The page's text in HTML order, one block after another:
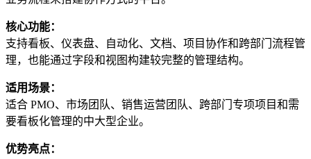
核心功能：
支持看板、仪表盘、自动化、文档、项目协作和跨部门流程管
理，也能通过字段和视图构建较完整的管理结构。
适用场景：
适合 PMO、市场团队、销售运营团队、跨部门专项项目和需
要看板化管理的中大型企业。
优势亮点：